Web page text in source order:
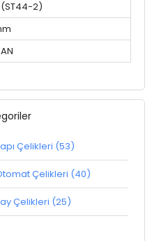
(ST44-2)
Çelikleri (53)
Çelikleri (40)
Çelikleri (25)